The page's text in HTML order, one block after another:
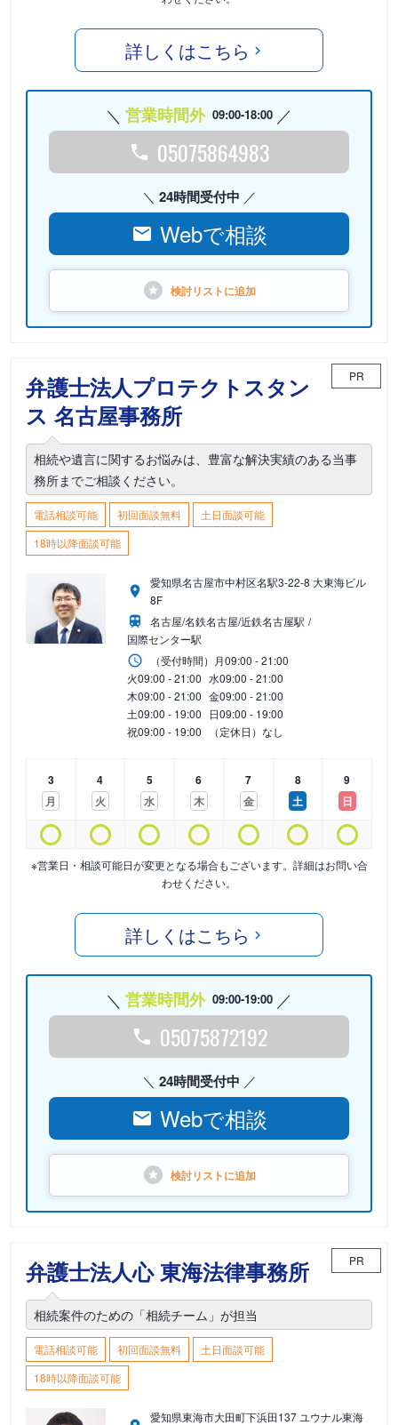
詳しくはこちら
営業時間外 09:00-18:00
05075864983
24時間受付中
Webで相談
検討リストに追加
弁護士法人プロテクトスタン
ス 名古屋事務所
PR
相続や遺言に関するお悩みは、豊富な解決実績のある当事
務所までご相談ください。
電話相談可能 初回面談無料
土日面談可能
18時以降面談可能
愛知県名古屋市中村区名駅3-22-8 大東海ビル
8F
名古屋/名鉄名古屋/近鉄名古屋駅
国際センター駅
（受付時間） 月09:00 - 21:00
火09:00 - 21:00 水09:00 - 21:00
木09:00 - 21:00 金09:00 - 21:00
土09:00 - 19:00 日09:00 - 19:00
祝09:00 - 19:00 （定休日）なし
3
月
4
火
5
水
6
木
7
金
8
土
9
日
※営業日・相談可能日が変更となる場合もございます。詳細はお問い合
わせください。
詳しくはこちら
営業時間外 09:00-19:00
05075872192
24時間受付中
Webで相談
検討リストに追加
弁護士法人心 東海法律事務所 PR
相続案件のための「相続チーム」が担当
電話相談可能 初回面談無料
土日面談可能
18時以降面談可能
愛知県東海市大田町下浜田137 ユウナル東海